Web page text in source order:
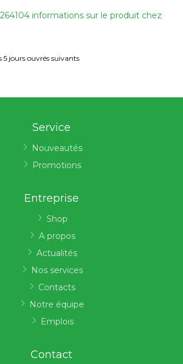
informations sur le produit chez
5 jours ouvrés suivants
Service
Nouveautés
Promotions
Entreprise
Shop
A propos
Actualités
Nos services
Contacts
Notre équipe
Emplois
Contact